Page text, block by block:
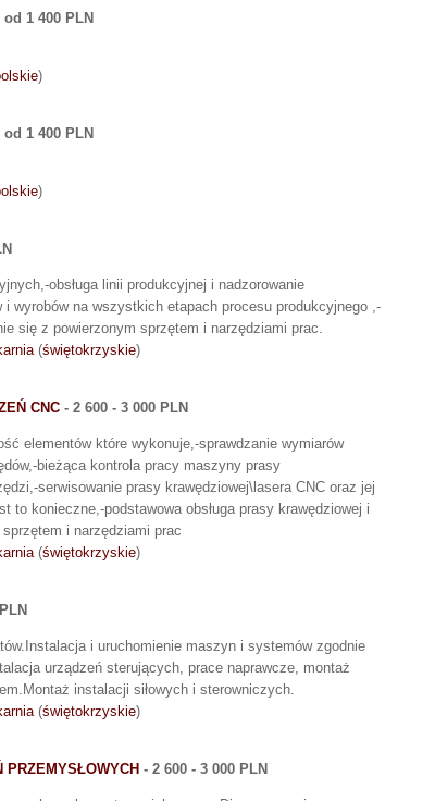
od 1 400 PLN
)
od 1 400 PLN
)
obsługa linii produkcyjnej i nadzorowanie
wyrobów na wszystkich etapach procesu produkcyjnego ,-
się z powierzonym sprzętem i narzędziami prac.
(świętokrzyskie)
CNC - 2 600 - 3 000 PLN
elementów które wykonuje,-sprawdzanie wymiarów
bieżąca kontrola pracy maszyny prasy
serwisowanie prasy krawędziowej\lasera CNC oraz jej
to konieczne,-podstawowa obsługa prasy krawędziowej i
i narzędziami prac
(świętokrzyskie)
i uruchomienie maszyn i systemów zgodnie
urządzeń sterujących, prace naprawcze, montaż
instalacji siłowych i sterowniczych.
(świętokrzyskie)
PRZEMYSŁOWYCH - 2 600 - 3 000 PLN